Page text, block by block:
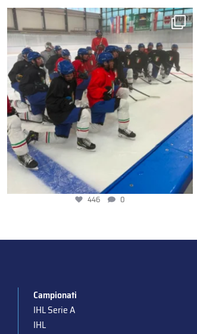
536 0
Campionati
IHL Serie A
IHL